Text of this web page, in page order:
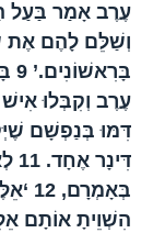
עֶרֶב אָמַר בַּעַל
וְשַׁלֵּם לָהֶם אֶת
בָּרִאשׁוֹנִים.’ 9
עֶרֶב וְקִבְּלוּ
דִּמּוּ בְּנַפְשָׁם
דִּינָר אֶחָד. 11
בְּאָמְרָם, 12
הִשְׁוֵיתָ אוֹתָם